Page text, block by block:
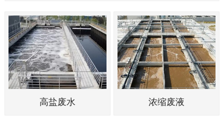
高盐废水 浓缩废液